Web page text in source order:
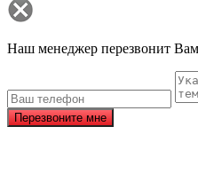
Наш менеджер перезвонит
Перезвоните мне